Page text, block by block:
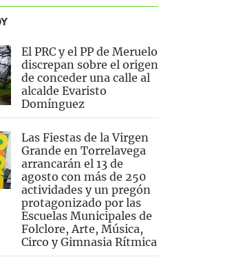
El PRC y el PP de Meruelo
discrepan sobre el origen
de conceder una calle al
alcalde Evaristo
Domínguez
Las Fiestas de la Virgen
Grande en Torrelavega
arrancarán el 13 de
agosto con más de 250
actividades y un pregón
protagonizado por las
Escuelas Municipales de
Folclore, Arte, Música,
Circo y Gimnasia Rítmica